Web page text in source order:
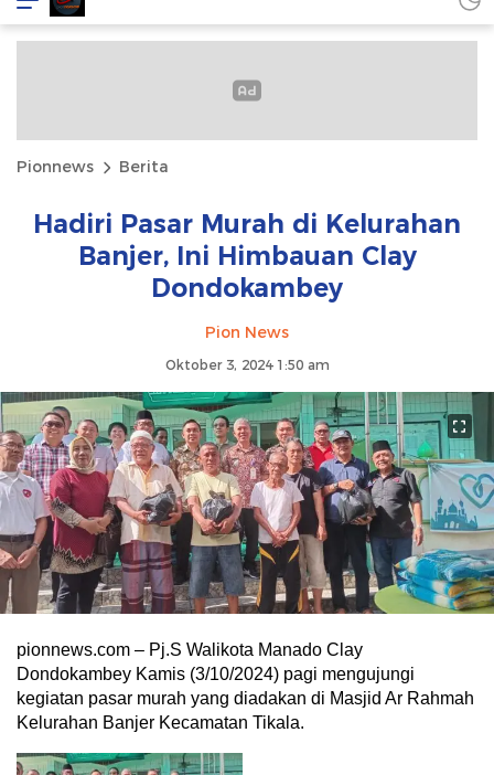
Pionnews Berita
Hadiri Pasar Murah di Kelurahan
Banjer, Ini Himbauan Clay
Dondokambey
Pion News
Oktober 3, 2024 1:50 am
pionnews.com – Pj.S Walikota Manado Clay
Dondokambey Kamis (3/10/2024) pagi mengujungi
kegiatan pasar murah yang diadakan di Masjid Ar Rahmah
Kelurahan Banjer Kecamatan Tikala.